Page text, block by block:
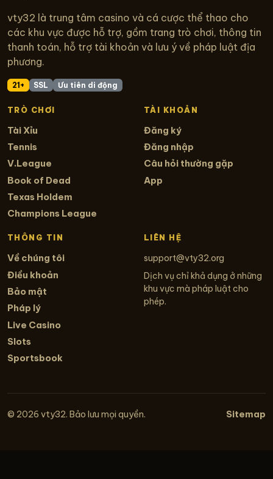
vty32 là trung tâm casino và cá cược thể thao cho
các khu vực được hỗ trợ, gồm trang trò chơi, thông tin
thanh toán, hỗ trợ tài khoản và lưu ý về pháp luật địa
phương.
21+ SSL Ưu tiên di động
TRÒ CHƠI
Tài Xỉu
Tennis
V.League
Book of Dead
Texas Holdem
Champions League
TÀI KHOẢN
Đăng ký
Đăng nhập
Câu hỏi thường gặp
App
THÔNG TIN
Về chúng tôi
Điều khoản
Bảo mật
Pháp lý
Live Casino
Slots
Sportsbook
LIÊN HỆ
support@vty32.org
Dịch vụ chỉ khả dụng ở những
khu vực mà pháp luật cho
phép.
© 2026 vty32. Bảo lưu mọi quyền. Sitemap